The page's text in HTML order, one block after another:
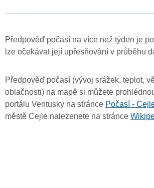
Předpověď počasí na více než týden je
lze očekávat její upřesňování v průběhu
Předpověď počasí (vývoj srážek, teplot,
oblačnosti) na mapě si můžete
portálu Ventusky na stránce Počasí -
městě Cejle nalezenete na stránce